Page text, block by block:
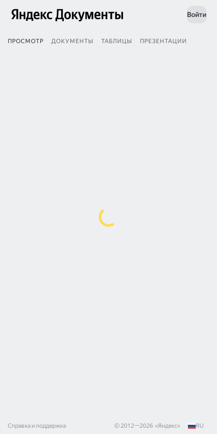
Войти
ПРОСМОТР ДОКУМЕНТЫ ТАБЛИЦЫ ПРЕЗЕНТАЦИИ
Справка и поддержка © 2012—2026 «Яндекс» RU